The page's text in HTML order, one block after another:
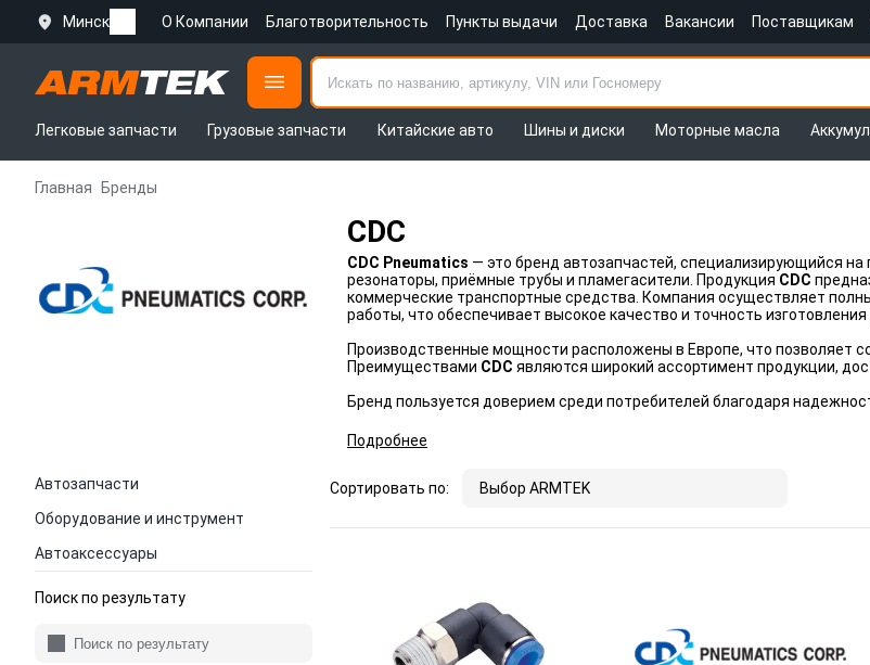
Минск О Компании Благотворительность Пункты выдачи Доставка Вакансии Поставщикам
Легковые запчасти
Грузовые запчасти Китайские авто Шины и диски Моторные масла
Главная Бренды
CDC
CDC Pneumatics — это бренд автозапчастей, специализирующийся
резонаторы, приёмные трубы и пламегасители. Продукция CDC
коммерческие транспортные средства. Компания осуществляет
работы, что обеспечивает высокое качество и точность изготовления
Производственные мощности расположены в Европе, что позволяет
Преимуществами CDC являются широкий ассортимент продукции,
Бренд пользуется доверием среди потребителей благодаря
Подробнее
Автозапчасти
Оборудование и инструмент
Автоаксессуары
Поиск по результату
Сортировать по: Выбор ARMTEK